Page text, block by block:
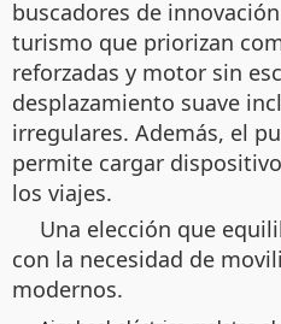
buscadores de
turismo que priorizan
reforzadas y motor sin
desplazamiento suave
irregulares. Además, el
permite cargar
los viajes.
Una elección que
con la necesidad de
modernos.